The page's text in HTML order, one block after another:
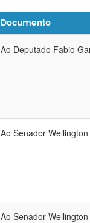
Documento
Ao Deputado Fabio
Ao Senador
Ao Senador